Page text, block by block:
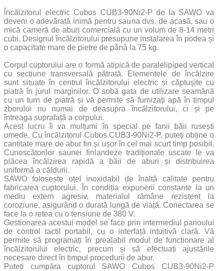
Încălzitorul electric Cubos CUB3-90Ni2-P de la SAWO va
deveni o adevărată inimă pentru sauna dvs. de acasă, sau o
mică cameră de aburi comercială cu un volum de 8-14 metri
cubi. Designul încălzitorului presupune instalarea în podea și
o capacitate mare de pietre de până la 75 kg.
Corpul cuptorului are o formă atipică de paralelipiped vertical
cu secțiune transversală pătrată. Elementele de încălzire
sunt situate în centrul încălzitorului electric și căptușite cu
piatră în jurul marginilor. O sobă gata de utilizare seamănă
cu un turn de piatră și vă permite să furnizați apă în timpul
zborului nu numai de deasupra încălzitorului, ci și pe
întreaga suprafață a corpului.
Acest lucru îi va mulțumi în special pe fanii băii rusești
umede. Cu încălzitorul Cubos CUB3-90Ni2-P, puteți obține o
cantitate mare de abur fin și ușor în cel mai scurt timp posibil.
Cunoscătorilor saunei finlandeze tradiționale uscate le va
plăcea încălzirea rapidă a băii de aburi și distribuirea
uniformă a căldurii.
SAWO folosește oțel inoxidabil de înaltă calitate pentru
fabricarea cuptorului. În condiția expunerii constante la un
mediu extern agresiv, materialul rămâne rezistent la
coroziune, asigurând o durată lungă de viață. Conectarea se
face la o retea cu o tensiune de 380 V.
Gestionarea acestui model se face prin intermediul panoului
de control tactil portabil, cu o interfață intuitivă clară. Vă
permite să programați în prealabil modul de funcționare al
încălzitorului electric, precum și să efectuați ajustările
necesare direct în timpul procedurii de abur.
Puteți cumpăra cuptorul SAWO Cubos CUB3-90Ni2-P